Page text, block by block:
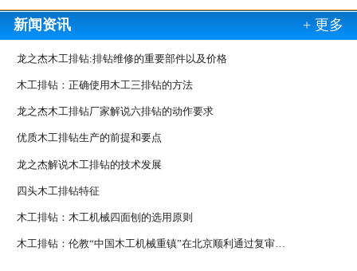
+ 更多
新闻资讯
龙之杰木工排钻:排钻维修的重要部件以及价格
木工排钻：正确使用木工三排钻的方法
龙之杰木工排钻厂家解说六排钻的动作要求
优质木工排钻生产的前提和要点
龙之杰解说木工排钻的技术发展
四头木工排钻特征
木工排钻：木工机械四面刨的选用原则
木工排钻：伦教“中国木工机械重镇”在北京顺利通过复审…